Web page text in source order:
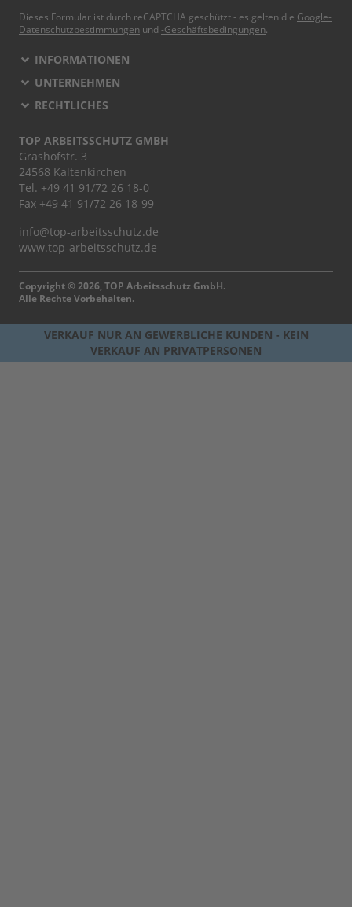
Dieses Formular ist durch reCAPTCHA geschützt - es gelten die Google-
Datenschutzbestimmungen und -Geschäftsbedingungen.
INFORMATIONEN
UNTERNEHMEN
RECHTLICHES
TOP ARBEITSSCHUTZ GMBH
Grashofstr. 3
24568 Kaltenkirchen
Tel. +49 41 91/72 26 18-0
Fax +49 41 91/72 26 18-99
info@top-arbeitsschutz.de
www.top-arbeitsschutz.de
Copyright © 2026, TOP Arbeitsschutz GmbH.
Alle Rechte Vorbehalten.
VERKAUF NUR AN GEWERBLICHE KUNDEN - KEIN
VERKAUF AN PRIVATPERSONEN